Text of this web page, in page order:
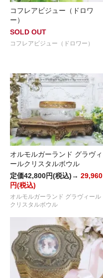
コフレアビジュー（ドロワ
ー）
SOLD OUT
コフレアビジュー（ドロワー）
オルモルガーランド グラヴィ
ールクリスタルボウル
定価42,800円(税込)→ 29,960
円(税込)
オルモルガーランド グラヴィール
クリスタルボウル